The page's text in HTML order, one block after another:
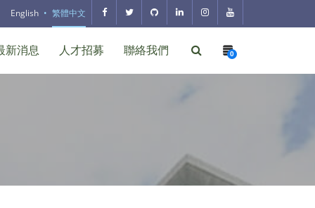
English 繁體中文
新消息 人才招募 聯絡我們 0